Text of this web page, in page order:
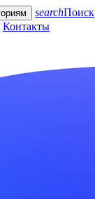
searchПоиск
Контакты